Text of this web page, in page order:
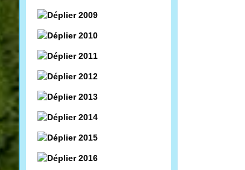
2009
2010
2011
2012
2013
2014
2015
2016